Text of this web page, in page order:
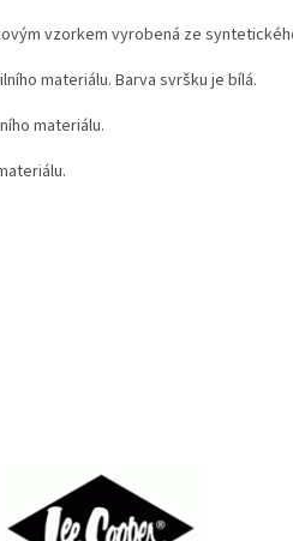
vzorkem vyrobená ze
materiálu. Barva svršku je bílá.
materiálu.